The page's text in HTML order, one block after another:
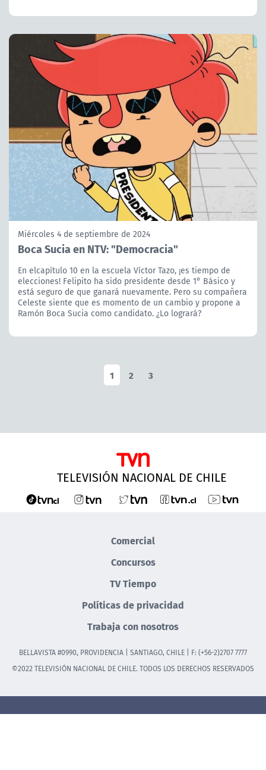
Miércoles 4 de septiembre de 2024
Boca Sucia en NTV: "Democracia"
En elcapítulo 10 en la escuela Víctor Tazo, ¡es tiempo de
elecciones! Felipito ha sido presidente desde 1° Básico y
está seguro de que ganará nuevamente. Pero su compañera
Celeste siente que es momento de un cambio y propone a
Ramón Boca Sucia como candidato. ¿Lo logrará?
1 2 3
TELEVISIÓN NACIONAL DE CHILE
Comercial
Concursos
TV Tiempo
Políticas de privacidad
Trabaja con nosotros
BELLAVISTA #0990, PROVIDENCIA | SANTIAGO, CHILE | F: (+56-2)2707 7777
©2022 TELEVISIÓN NACIONAL DE CHILE. TODOS LOS DERECHOS RESERVADOS